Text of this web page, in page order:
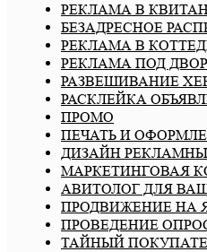
РЕКЛАМА В
БЕЗАДРЕСНОЕ
РЕКЛАМА В
РЕКЛАМА ПОД
РАЗВЕШИВАНИЕ
РАСКЛЕЙКА
ПРОМО
ПЕЧАТЬ И
ДИЗАЙН
МАРКЕТИНГОВАЯ
АВИТОЛОГ ДЛЯ
ПРОДВИЖЕНИЕ НА
ПРОВЕДЕНИЕ
ТАЙНЫЙ